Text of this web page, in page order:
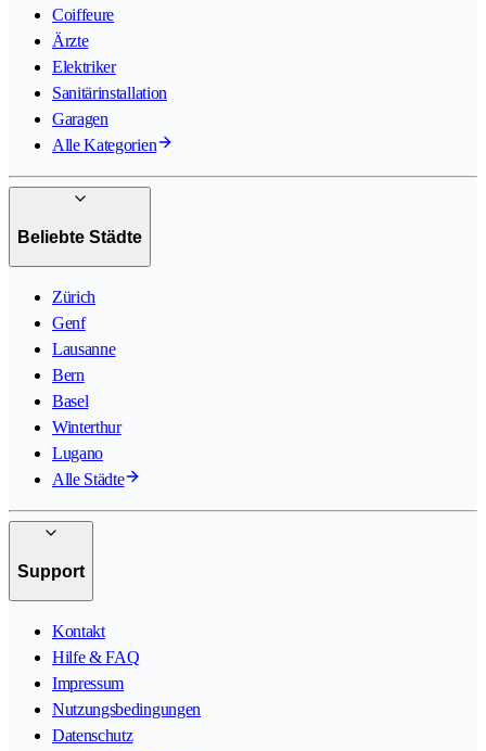
Coiffeure
Ärzte
Elektriker
Sanitärinstallation
Garagen
Alle Kategorien
Beliebte Städte
Zürich
Genf
Lausanne
Bern
Basel
Winterthur
Lugano
Alle Städte
Support
Kontakt
Hilfe & FAQ
Impressum
Nutzungsbedingungen
Datenschutz